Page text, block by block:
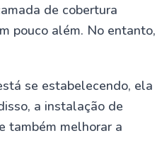
de cobertura
pouco além. No entanto,
se estabelecendo, ela
a instalação de
também melhorar a